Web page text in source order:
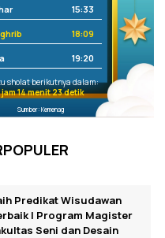
15:33
18:09
19:20
sholat berikutnya dalam:
jam 14 menit 23 detik
Sumber: Kemenag
Predikat Wisudawan
I Program Magister
Seni dan Desain